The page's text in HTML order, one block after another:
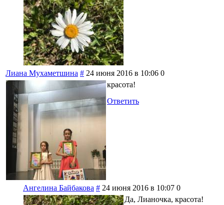
Лиана Мухаметшина # 24 июня 2016 в 10:06 0
красота!
Ответить
Ангелина Байбакова # 24 июня 2016 в 10:07 0
Да, Лианочка, красота!